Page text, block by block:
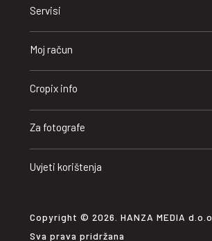
Servisi
Moj račun
Cropix info
Za fotografe
Uvjeti korištenja
Copyright © 2026. HANZA MEDIA d.o.o.
Sva prava pridržana